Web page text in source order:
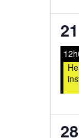
1
21
1
28